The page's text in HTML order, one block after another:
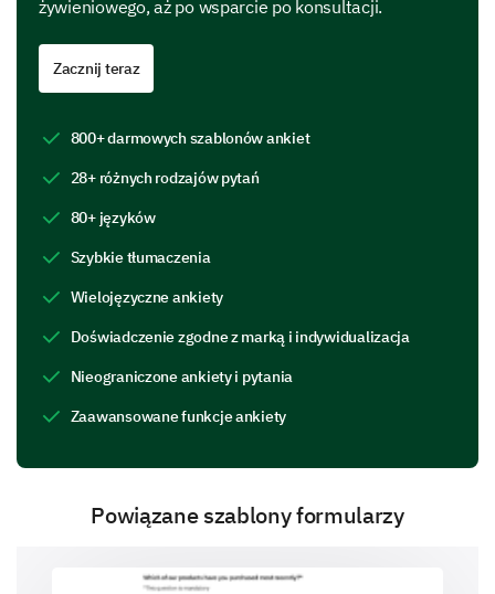
Average
Above Average
Excellent
Can you share any suggestions or feedback to
process?
How easy was it to integrate the suggested
diet plan into your pet's routine?
żywieniowego, aż po wsparcie po konsultacji.
Zacznij teraz
800+ darmowych szablonów ankiet
28+ różnych rodzajów pytań
80+ języków
Szybkie tłumaczenia
Wielojęzyczne ankiety
Doświadczenie zgodne z marką i indywidualizacja
Nieograniczone ankiety i pytania
Zaawansowane funkcje ankiety
Powiązane szablony formularzy